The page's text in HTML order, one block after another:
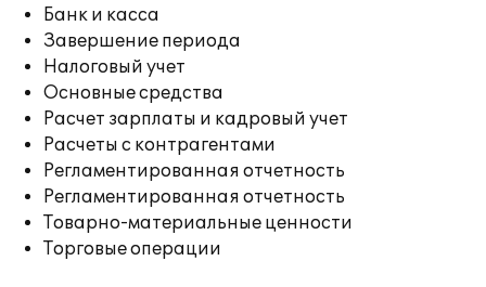
Банк и касса
Завершение периода
Налоговый учет
Основные средства
Расчет зарплаты и кадровый учет
Расчеты с контрагентами
Регламентированная отчетность
Регламентированная отчетность
Товарно-материальные ценности
Торговые операции